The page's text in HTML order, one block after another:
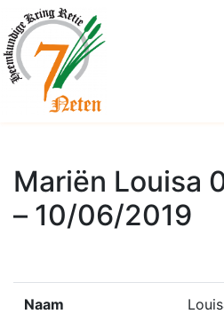
Mariën Louisa
– 10/06/2019
Naam